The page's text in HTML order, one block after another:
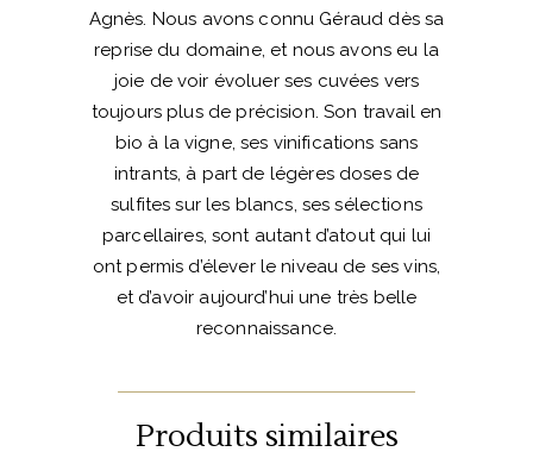
Agnès. Nous avons connu Géraud dès sa
reprise du domaine, et nous avons eu la
joie de voir évoluer ses cuvées vers
toujours plus de précision. Son travail en
bio à la vigne, ses vinifications sans
intrants, à part de légères doses de
sulfites sur les blancs, ses sélections
parcellaires, sont autant d’atout qui lui
ont permis d’élever le niveau de ses vins,
et d’avoir aujourd’hui une très belle
reconnaissance.
Produits similaires